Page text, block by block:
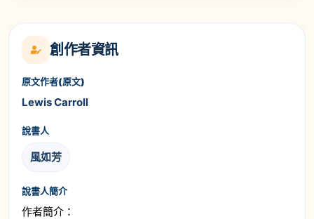
創作者資訊
原文作者(原文)
Lewis Carroll
說書人
風如芳
說書人簡介
作者簡介：